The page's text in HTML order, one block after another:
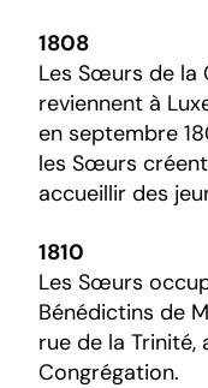
1808
Les Sœurs de la
reviennent à
en septembre
les Sœurs
accueillir des
1810
Les Sœurs
Bénédictins de
rue de la Trinité,
Congrégation.